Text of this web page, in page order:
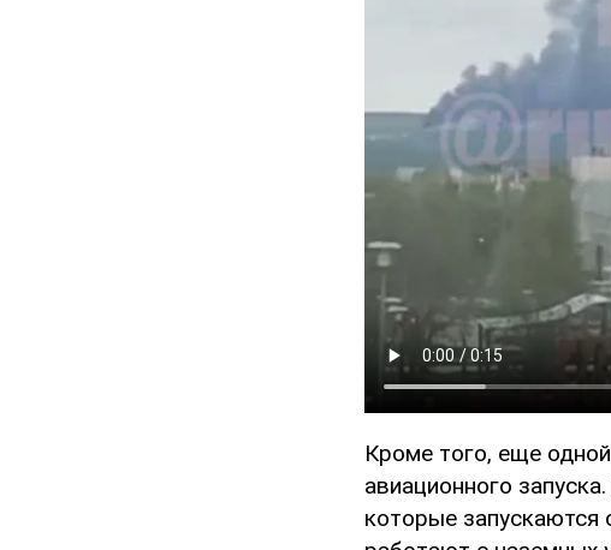
Кроме того, еще
авиационного
которые